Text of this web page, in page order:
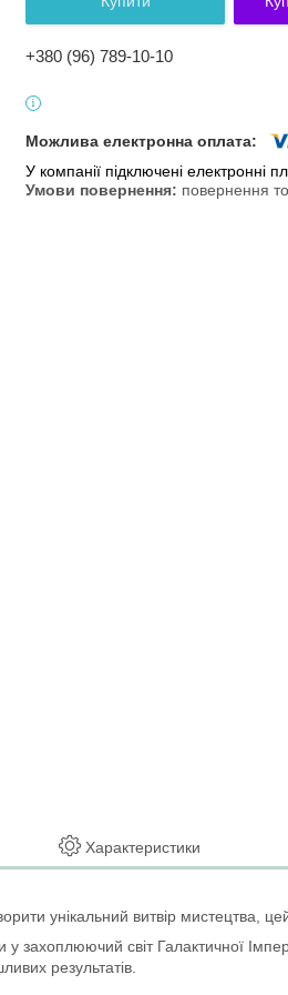
+380 (96) 789-10-10
У компанії підключені електронні
повернення
Характеристики
унікальний витвір мистецтва,
світ Галактичної
результатів.